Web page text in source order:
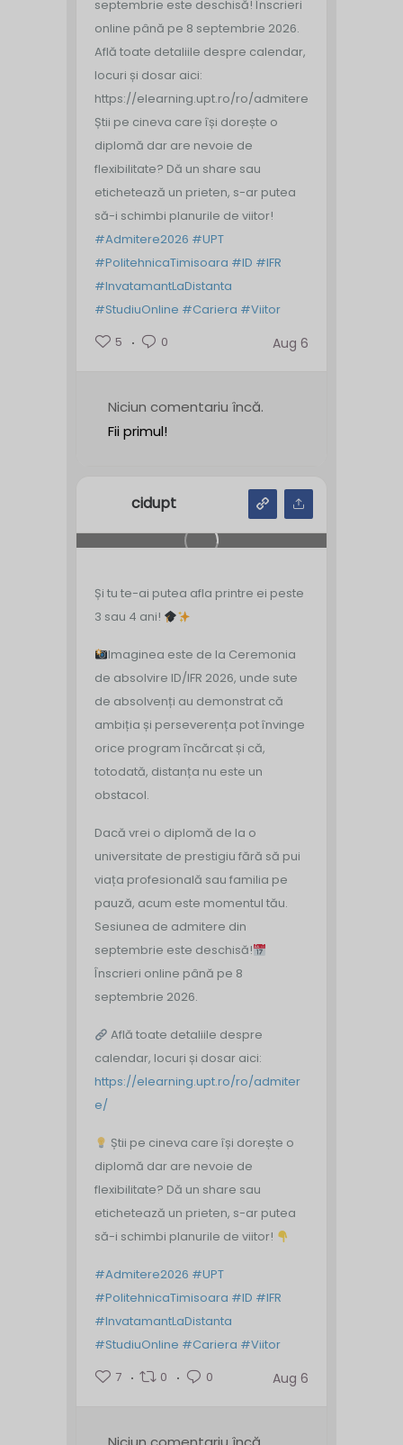
septembrie este deschisă! Înscrieri
online până pe 8 septembrie 2026.
Află toate detaliile despre calendar,
locuri și dosar aici:
https://elearning.upt.ro/ro/admitere/
Știi pe cineva care își dorește o
diplomă dar are nevoie de
flexibilitate? Dă un share sau
etichetează un prieten, s-ar putea
să-i schimbi planurile de viitor!
#Admitere2026 #UPT
#PolitehnicaTimisoara #ID #IFR
#InvatamantLaDistanta
#StudiuOnline #Cariera #Viitor
5
0 Aug 6
Niciun comentariu încă.
Fii primul!
cidupt
Și tu te-ai putea afla printre ei peste
3 sau 4 ani!
Imaginea este de la Ceremonia
de absolvire ID/IFR 2026, unde sute
de absolvenți au demonstrat că
ambiția și perseverența pot învinge
orice program încărcat și că,
totodată, distanța nu este un
obstacol.
Dacă vrei o diplomă de la o
universitate de prestigiu fără să pui
viața profesională sau familia pe
pauză, acum este momentul tău.
Sesiunea de admitere din
septembrie este deschisă!
Înscrieri online până pe 8
septembrie 2026.
Află toate detaliile despre
calendar, locuri și dosar aici:
https://elearning.upt.ro/ro/admiter
e/
Știi pe cineva care își dorește o
diplomă dar are nevoie de
flexibilitate? Dă un share sau
etichetează un prieten, s-ar putea
să-i schimbi planurile de viitor!
#Admitere2026 #UPT
#PolitehnicaTimisoara #ID #IFR
#InvatamantLaDistanta
#StudiuOnline #Cariera #Viitor
7
0 0 Aug 6